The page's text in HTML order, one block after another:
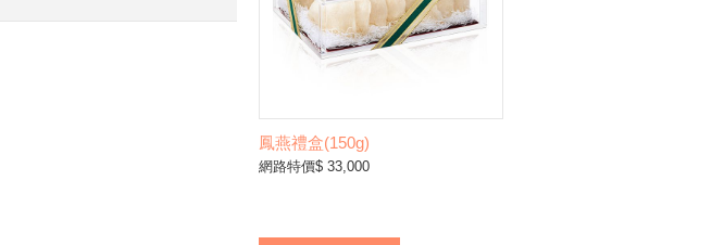
鳳燕禮盒(150g)
網路特價$ 33,000